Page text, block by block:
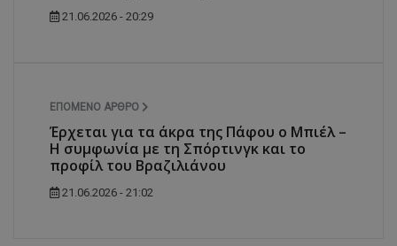
21.06.2026 - 20:29
ΕΠΌΜΕΝΟ ΆΡΘΡΟ
Έρχεται για τα άκρα της Πάφου ο Μπιέλ –
Η συμφωνία με τη Σπόρτινγκ και το
προφίλ του Βραζιλιάνου
21.06.2026 - 21:02